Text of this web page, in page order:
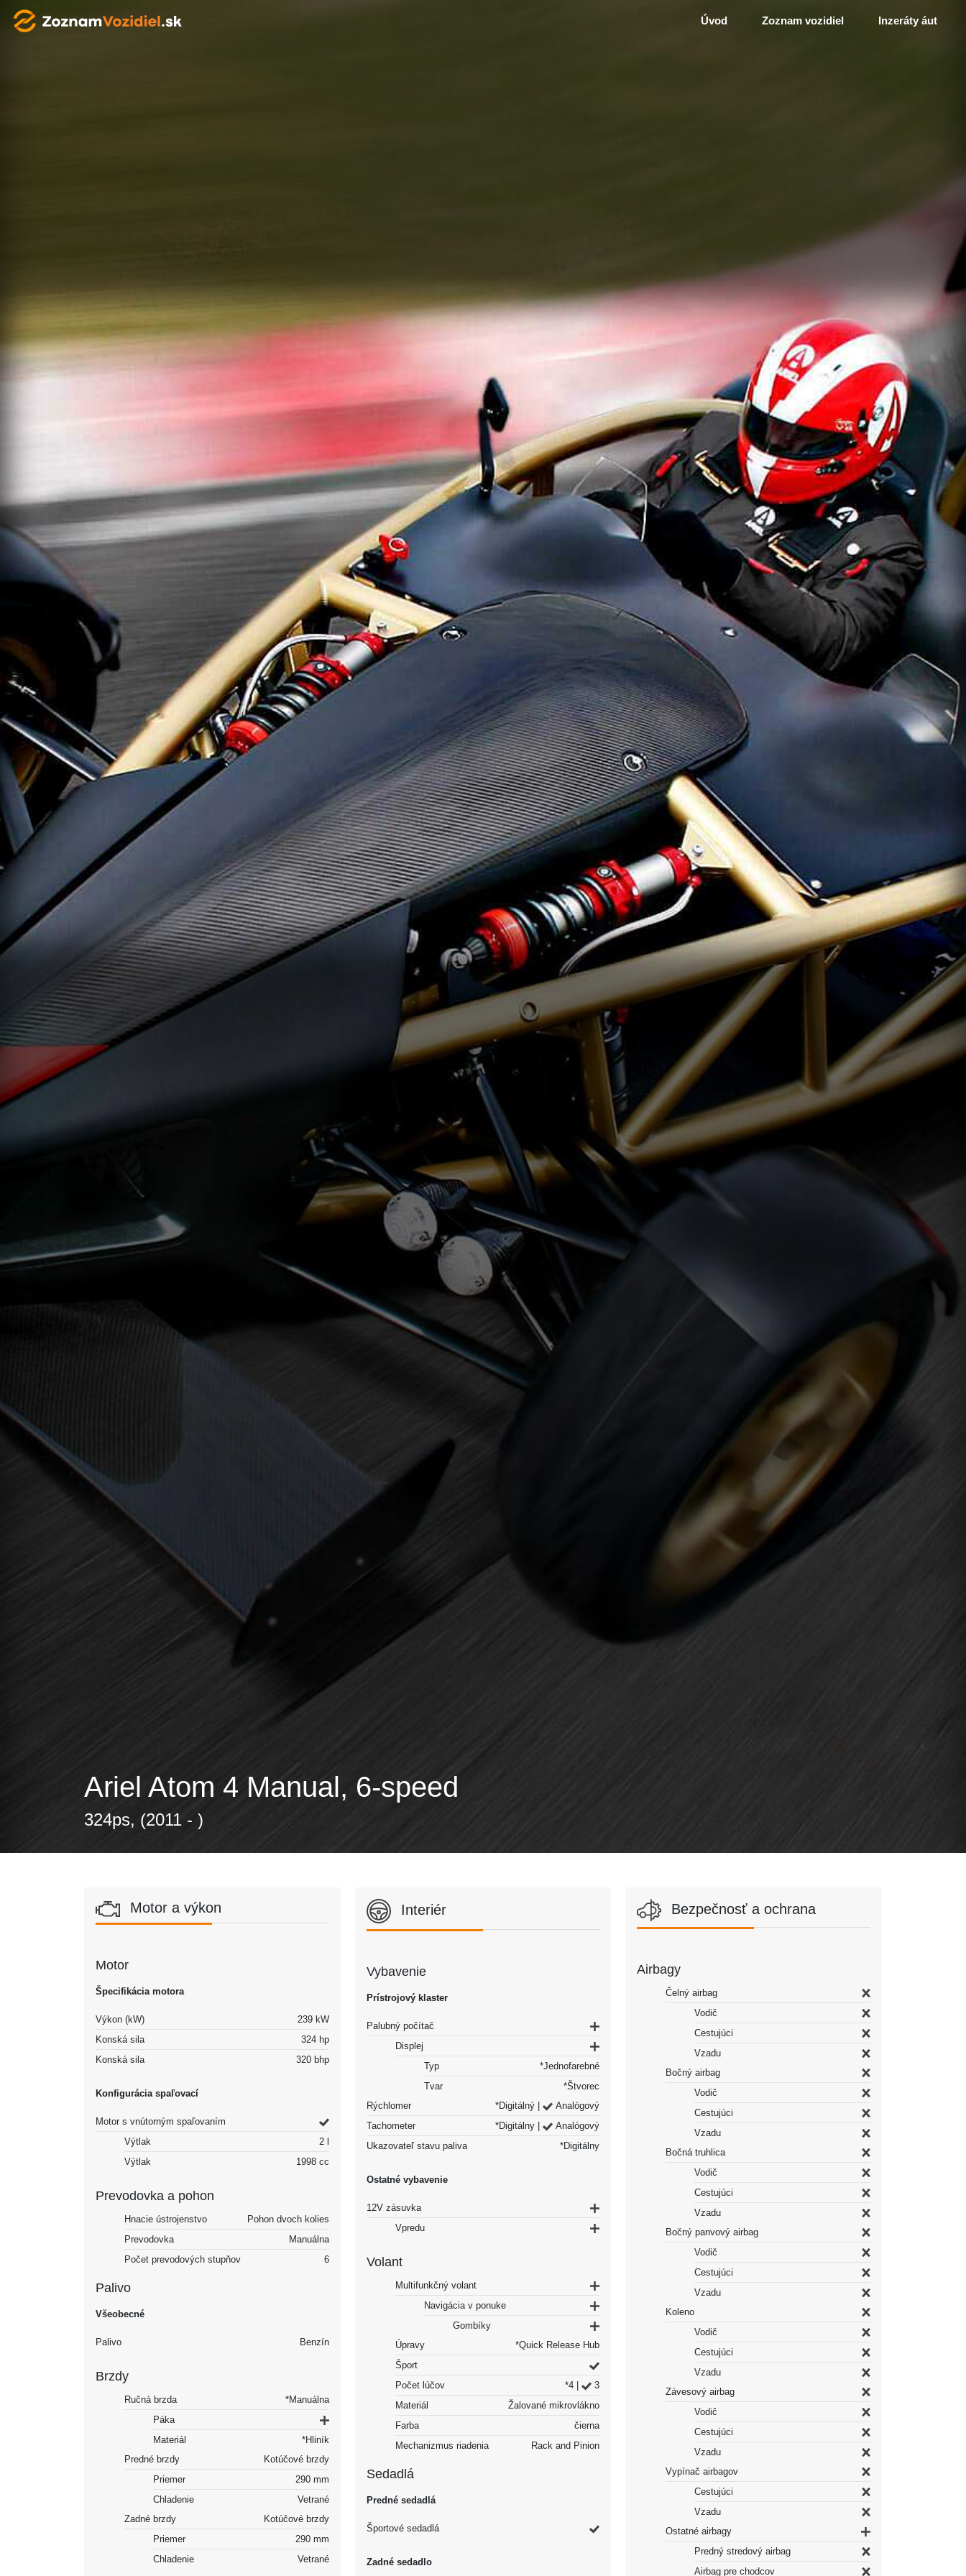
Úvod Zoznam vozidiel Inzeráty áut
Ariel Atom 4 Manual, 6-speed
324ps, (2011 - )
Motor a výkon
Motor
Špecifikácia motora
Výkon (kW)
239 kW
Konská sila
324 hp
Konská sila
320 bhp
Konfigurácia spaľovací
Motor s vnútorným spaľovaním
Výtlak
2 l
Výtlak
1998 cc
Prevodovka a pohon
Hnacie ústrojenstvo
Pohon dvoch kolies
Prevodovka
Manuálna
Počet prevodových stupňov
6
Palivo
Všeobecné
Palivo Benzín
Brzdy
Ručná brzda
*Manuálna
Páka
Materiál
*Hliník
Predné brzdy
Kotúčové brzdy
Priemer
290 mm
Chladenie
Vetrané
Zadné brzdy
Kotúčové brzdy
Priemer
290 mm
Chladenie
Vetrané
Interiér
Vybavenie
Prístrojový klaster
Palubný počítač
Displej
Typ
*Jednofarebné
Tvar
*Štvorec
Rýchlomer
*Digitálný |
Analógový
Tachometer
*Digitálny |
Analógový
Ukazovateľ stavu paliva
*Digitálny
Ostatné vybavenie
12V zásuvka
Vpredu
Volant
Multifunkčný volant
Navigácia v ponuke
Gombíky
Úpravy
*Quick Release Hub
Šport
Počet lúčov
*4 |
3
Materiál
Žalované mikrovlákno
Farba
čierna
Mechanizmus riadenia
Rack and Pinion
Sedadlá
Predné sedadlá
Športové sedadlá
Zadné sedadlo
Bezpečnosť a ochrana
Airbagy
Čelný airbag
Vodič
Cestujúci
Vzadu
Bočný airbag
Vodič
Cestujúci
Vzadu
Bočná truhlica
Vodič
Cestujúci
Vzadu
Bočný panvový airbag
Vodič
Cestujúci
Vzadu
Koleno
Vodič
Cestujúci
Vzadu
Závesový airbag
Vodič
Cestujúci
Vzadu
Vypínač airbagov
Cestujúci
Vzadu
Ostatné airbagy
Predný stredový airbag
Airbag pre chodcov